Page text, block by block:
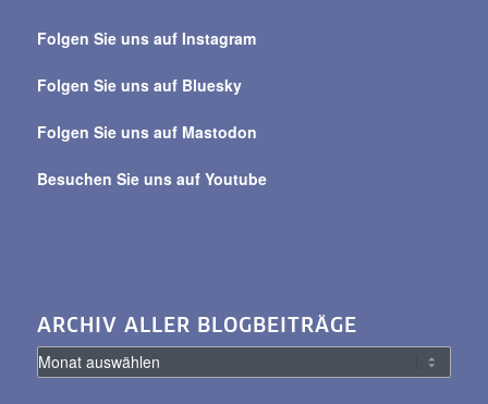
alle
Folgen Sie uns auf Instagram
Folgen Sie uns auf Bluesky
Folgen Sie uns auf Mastodon
Besuchen Sie uns auf Youtube
ARCHIV ALLER BLOGBEITRÄGE